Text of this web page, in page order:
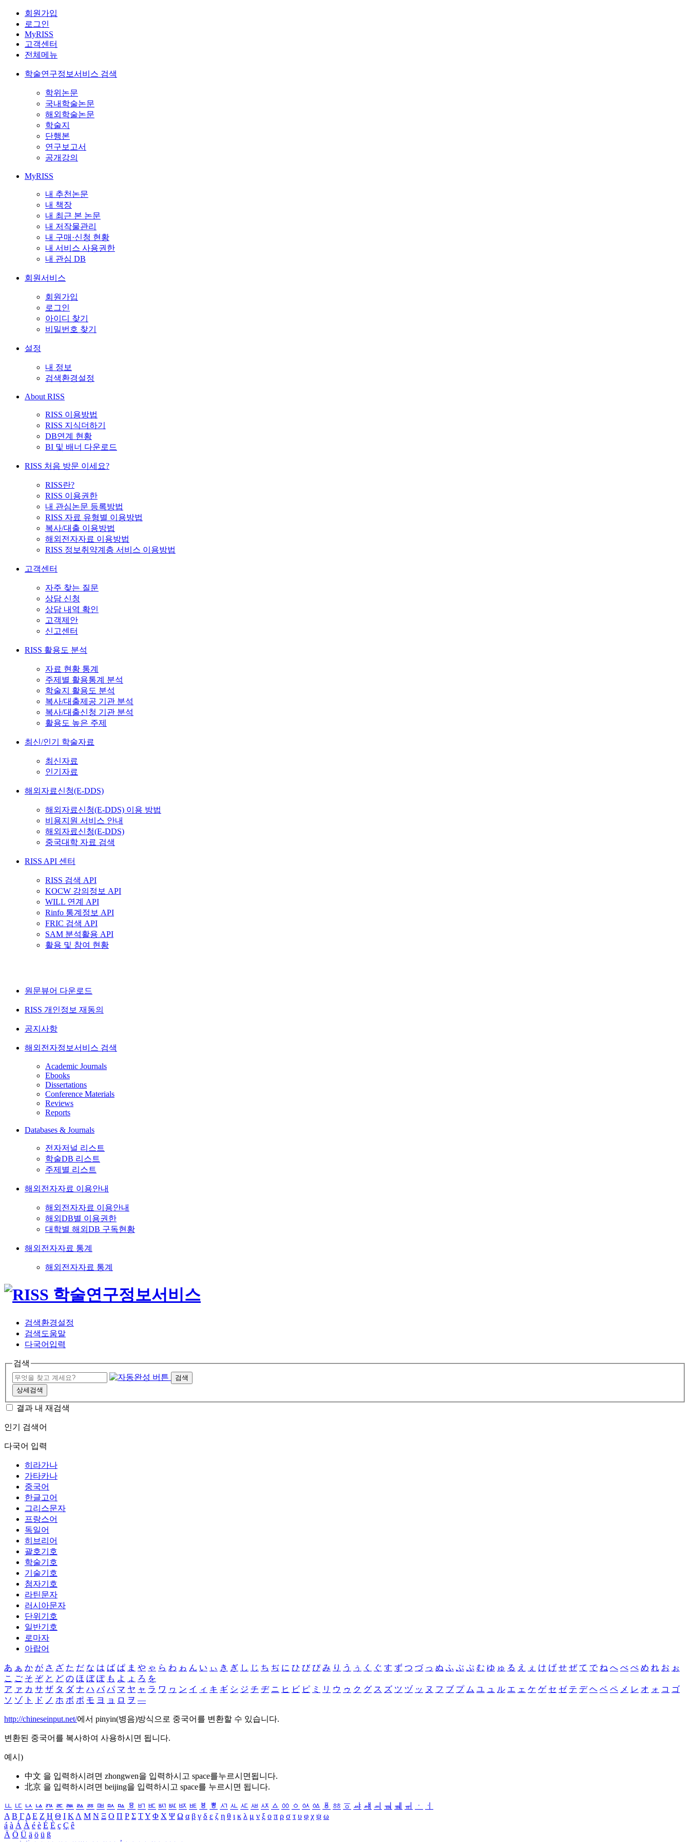
회원가입
로그인
MyRISS
고객센터
전체메뉴
학술연구정보서비스 검색
학위논문
국내학술논문
해외학술논문
학술지
단행본
연구보고서
공개강의
MyRISS
내 추천논문
내 책장
내 최근 본 논문
내 저작물관리
내 구매·신청 현황
내 서비스 사용권한
내 관심 DB
회원서비스
회원가입
로그인
아이디 찾기
비밀번호 찾기
설정
내 정보
검색환경설정
About RISS
RISS 이용방법
RISS 지식더하기
DB연계 현황
BI 및 배너 다운로드
RISS 처음 방문 이세요?
RISS란?
RISS 이용권한
내 관심논문 등록방법
RISS 자료 유형별 이용방법
복사/대출 이용방법
해외전자자료 이용방법
RISS 정보취약계층 서비스 이용방법
고객센터
자주 찾는 질문
상담 신청
상담 내역 확인
고객제안
신고센터
RISS 활용도 분석
자료 현황 통계
주제별 활용통계 분석
학술지 활용도 분석
복사/대출제공 기관 분석
복사/대출신청 기관 분석
활용도 높은 주제
최신/인기 학술자료
최신자료
인기자료
해외자료신청(E-DDS)
해외자료신청(E-DDS) 이용 방법
비용지원 서비스 안내
해외자료신청(E-DDS)
중국대학 자료 검색
RISS API 센터
RISS 검색 API
KOCW 강의정보 API
WILL 연계 API
Rinfo 통계정보 API
FRIC 검색 API
SAM 분석활용 API
활용 및 참여 현황
원문뷰어 다운로드
RISS 개인정보 재동의
공지사항
해외전자정보서비스 검색
Academic Journals
Ebooks
Dissertations
Conference Materials
Reviews
Reports
Databases & Journals
전자저널 리스트
학술DB 리스트
주제별 리스트
해외전자자료 이용안내
해외전자자료 이용안내
해외DB별 이용권한
대학별 해외DB 구독현황
해외전자자료 통계
해외전자자료 통계
검색환경설정
검색도움말
다국어입력
검색
검색
상세검색
결과 내 재검색
인기 검색어
다국어 입력
히라가나
가타카나
중국어
한글고어
그리스문자
프랑스어
독일어
히브리어
괄호기호
학술기호
기술기호
첨자기호
라틴문자
러시아문자
단위기호
일반기호
로마자
아랍어
あ ぁ か が さ ざ た だ な は ば ぱ ま や ゃ ら わ ゎ ん い ぃ き ぎ し じ ち ぢ に ひ び ぴ み り う ぅ く ぐ す ず つ づ っ ぬ ふ ぶ ぷ む ゆ ゅ る え ぇ け げ せ ぜ て で ね へ べ ぺ め れ お ぉ
こ ご そ ぞ と ど の ほ ぼ ぽ も よ ょ ろ を
ア ァ カ サ ザ タ ダ ナ ハ バ パ マ ヤ ャ ラ ワ ヮ ン イ ィ キ ギ シ ジ チ ヂ ニ ヒ ビ ピ ミ リ ウ ゥ ク グ ス ズ ツ ヅ ッ ヌ フ ブ プ ム ユ ュ ル エ ェ ケ ゲ セ ゼ テ デ ヘ ベ ペ メ レ オ ォ コ ゴ
ソ ゾ ト ド ノ ホ ボ ポ モ ヨ ョ ロ ヲ ―
http://chineseinput.net/에서 pinyin(병음)방식으로 중국어를 변환할 수 있습니다.
변환된 중국어를 복사하여 사용하시면 됩니다.
예시)
中文 을 입력하시려면 zhongwen을 입력하시고 space를누르시면됩니다.
北京 을 입력하시려면 beijing을 입력하시고 space를 누르시면 됩니다.
ㅥ ㅦ ㅧ ㅨ ㅩ ㅪ ㅫ ㅬ ㅭ ㅮ ㅯ ㅰ ㅱ ㅲ ㅳ ㅴ ㅵ ㅶ ㅷ ㅸ ㅹ ㅺ ㅻ ㅼ ㅽ ㅾ ㅿ ㆀ ㆁ ㆂ ㆃ ㆄ ㆅ ㆆ ㆇ ㆈ ㆉ ㆊ ㆋ ㆌ ㆍ
ㆎ
Α Β ΓΔ Ε Ζ Η Θ Ι ΚΛ Μ Ν Ξ Ο Π Ρ Σ ΤΥ Φ Χ Ψ Ω α β γ δ ε ζ η θ ι κ λ μ ν ξ ο π ρ σ τ υ φ χ ψ ω
á à Á À é è É È ç Ç ê
Ä Ö Ü ä ö ü ß